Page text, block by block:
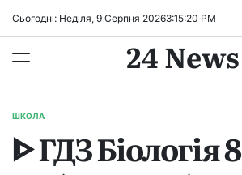
Сьогодні: Неділя, 9 Серпня 20263:15:21 PM
24 News
ОПУБЛІКУВАТИ
ШКОЛА
ᐈ ГДЗ Біологія